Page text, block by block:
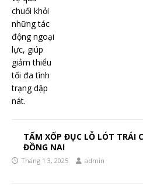
TẤM XỐP ĐỤC LỖ LÓT TRÁI
ĐỒNG NAI
Tháng 1 3, 2025 admin